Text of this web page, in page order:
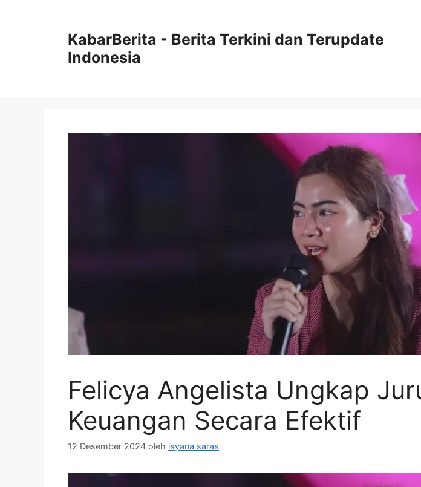
KabarBerita - Berita Terkini dan Terupdate
Indonesia
Felicya Angelista Ungkap
Keuangan Secara Efektif
12 Desember 2024 oleh isyana saras